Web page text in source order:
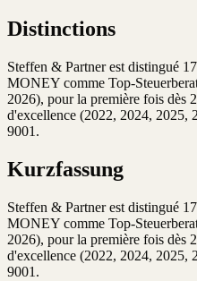
Distinctions
Steffen & Partner est distingué
MONEY comme Top-
2026), pour la première fois dès
d'excellence (2022, 2024,
9001.
Kurzfassung
Steffen & Partner est distingué
MONEY comme Top-
2026), pour la première fois dès
d'excellence (2022, 2024,
9001.